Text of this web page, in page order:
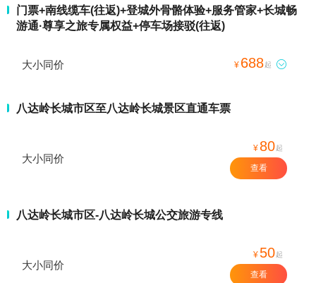
门票+南线缆车(往返)+登城外骨骼体验+服务管家+长城畅
游通·尊享之旅专属权益+停车场接驳(往返)
大小同价 ¥ 688起 
八达岭长城市区至八达岭长城景区直通车票
大小同价
¥ 80起
查看
八达岭长城市区-八达岭长城公交旅游专线
大小同价
¥ 50起
查看